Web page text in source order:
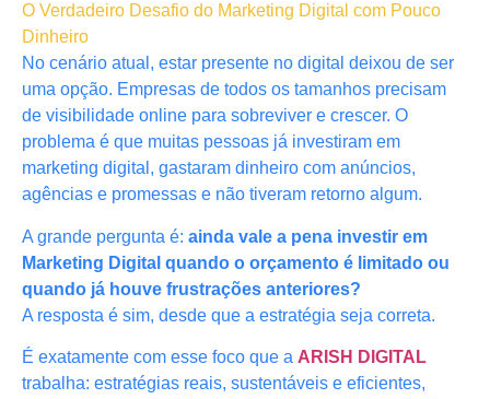
O Verdadeiro Desafio do Marketing Digital com Pouco
Dinheiro
No cenário atual, estar presente no digital deixou de ser
uma opção. Empresas de todos os tamanhos precisam
de visibilidade online para sobreviver e crescer. O
problema é que muitas pessoas já investiram em
marketing digital, gastaram dinheiro com anúncios,
agências e promessas e não tiveram retorno algum.
A grande pergunta é: ainda vale a pena investir em
Marketing Digital quando o orçamento é limitado ou
quando já houve frustrações anteriores?
A resposta é sim, desde que a estratégia seja correta.
É exatamente com esse foco que a ARISH DIGITAL
trabalha: estratégias reais, sustentáveis e eficientes,